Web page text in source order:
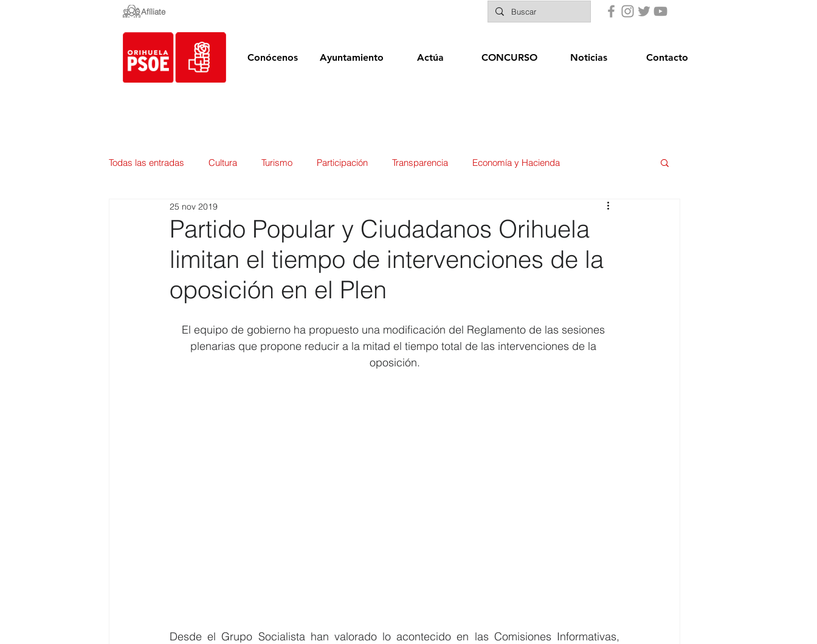
Afíliate
Conócenos Ayuntamiento Actúa CONCURSO Noticias Contacto
Todas las entradas Cultura Turismo Participación Transparencia Economía y Hacienda
Empleo y Contratación Seguridad Ciudadana
Urbanismo Mercados Educación Sanidad Patrimonio POLÍTICA Bienestar Social
Partido Popular y Ciudadanos Orihuela
limitan el tiempo de intervenciones de la
oposición en el Plen
25 nov 2019
El equipo de gobierno ha propuesto una modificación del Reglamento de las sesiones
plenarias que propone reducir a la mitad el tiempo total de las intervenciones de la
oposición.
Desde el Grupo Socialista han valorado lo acontecido en las Comisiones Informativas,